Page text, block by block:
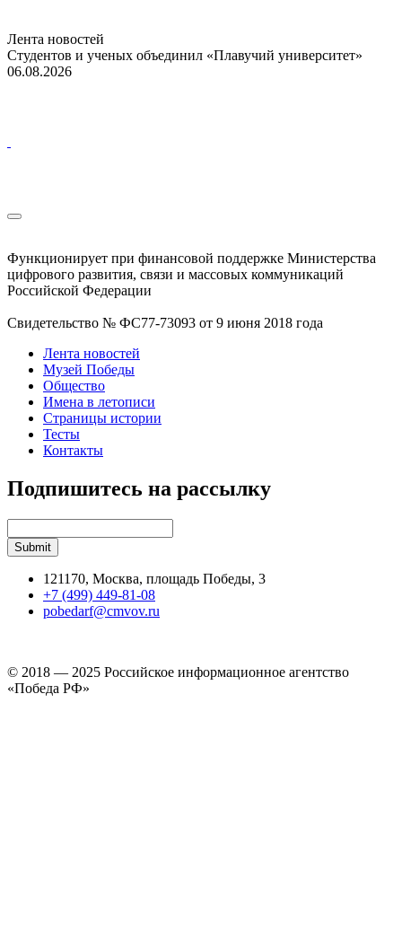
Лента новостей
Студентов и ученых объединил «Плавучий университет»
06.08.2026
Функционирует при финансовой поддержке Министерства
цифрового развития, связи и массовых коммуникаций
Российской Федерации
Свидетельство № ФС77-73093 от 9 июня 2018 года
Лента новостей
Музей Победы
Общество
Имена в летописи
Страницы истории
Тесты
Контакты
Подпишитесь на рассылку
121170, Москва, площадь Победы, 3
+7 (499) 449-81-08
pobedarf@cmvov.ru
© 2018 — 2025 Российское информационное агентство
«Победа РФ»